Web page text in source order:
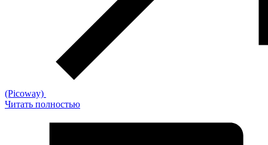
(Picoway)
Читать полностью